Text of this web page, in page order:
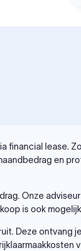
financial lease.
en
Onze
is ook
Deze ontvang